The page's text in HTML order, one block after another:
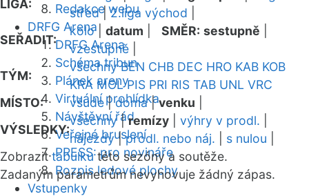
Redakce webu
DRFG Arena
DRFG Arena
Schéma tribun
Plánek areny
Virtuální prohlídka
Návštěvní řád
Veřejné bruslení
PRESS: pro novináře
Rozpis ledové plochy
Vstupenky
LIGA:
střed|2.liga východ
SEŘADIT:
kolo| datum SMĚR: sestupně
vzestupně
TÝM:
všechny BEN CHB DEC HRO KAB KOB
KRA MOL PIS PRI RIS TAB UNL VRC
MÍSTO:
všude|doma|venku
VÝSLEDKY:
všechny|remízy výhry v prodl.
nájezdy|prodl. nebo náj. s nulou
Zobrazittabulkutéto sezóny a soutěže.
Zadaným parametrům nevyhovuje žádný zápas.